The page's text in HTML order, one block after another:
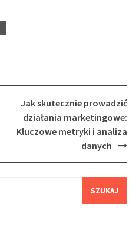
Jak skutecznie prowadzić
działania marketingowe:
Kluczowe metryki i analiza
danych